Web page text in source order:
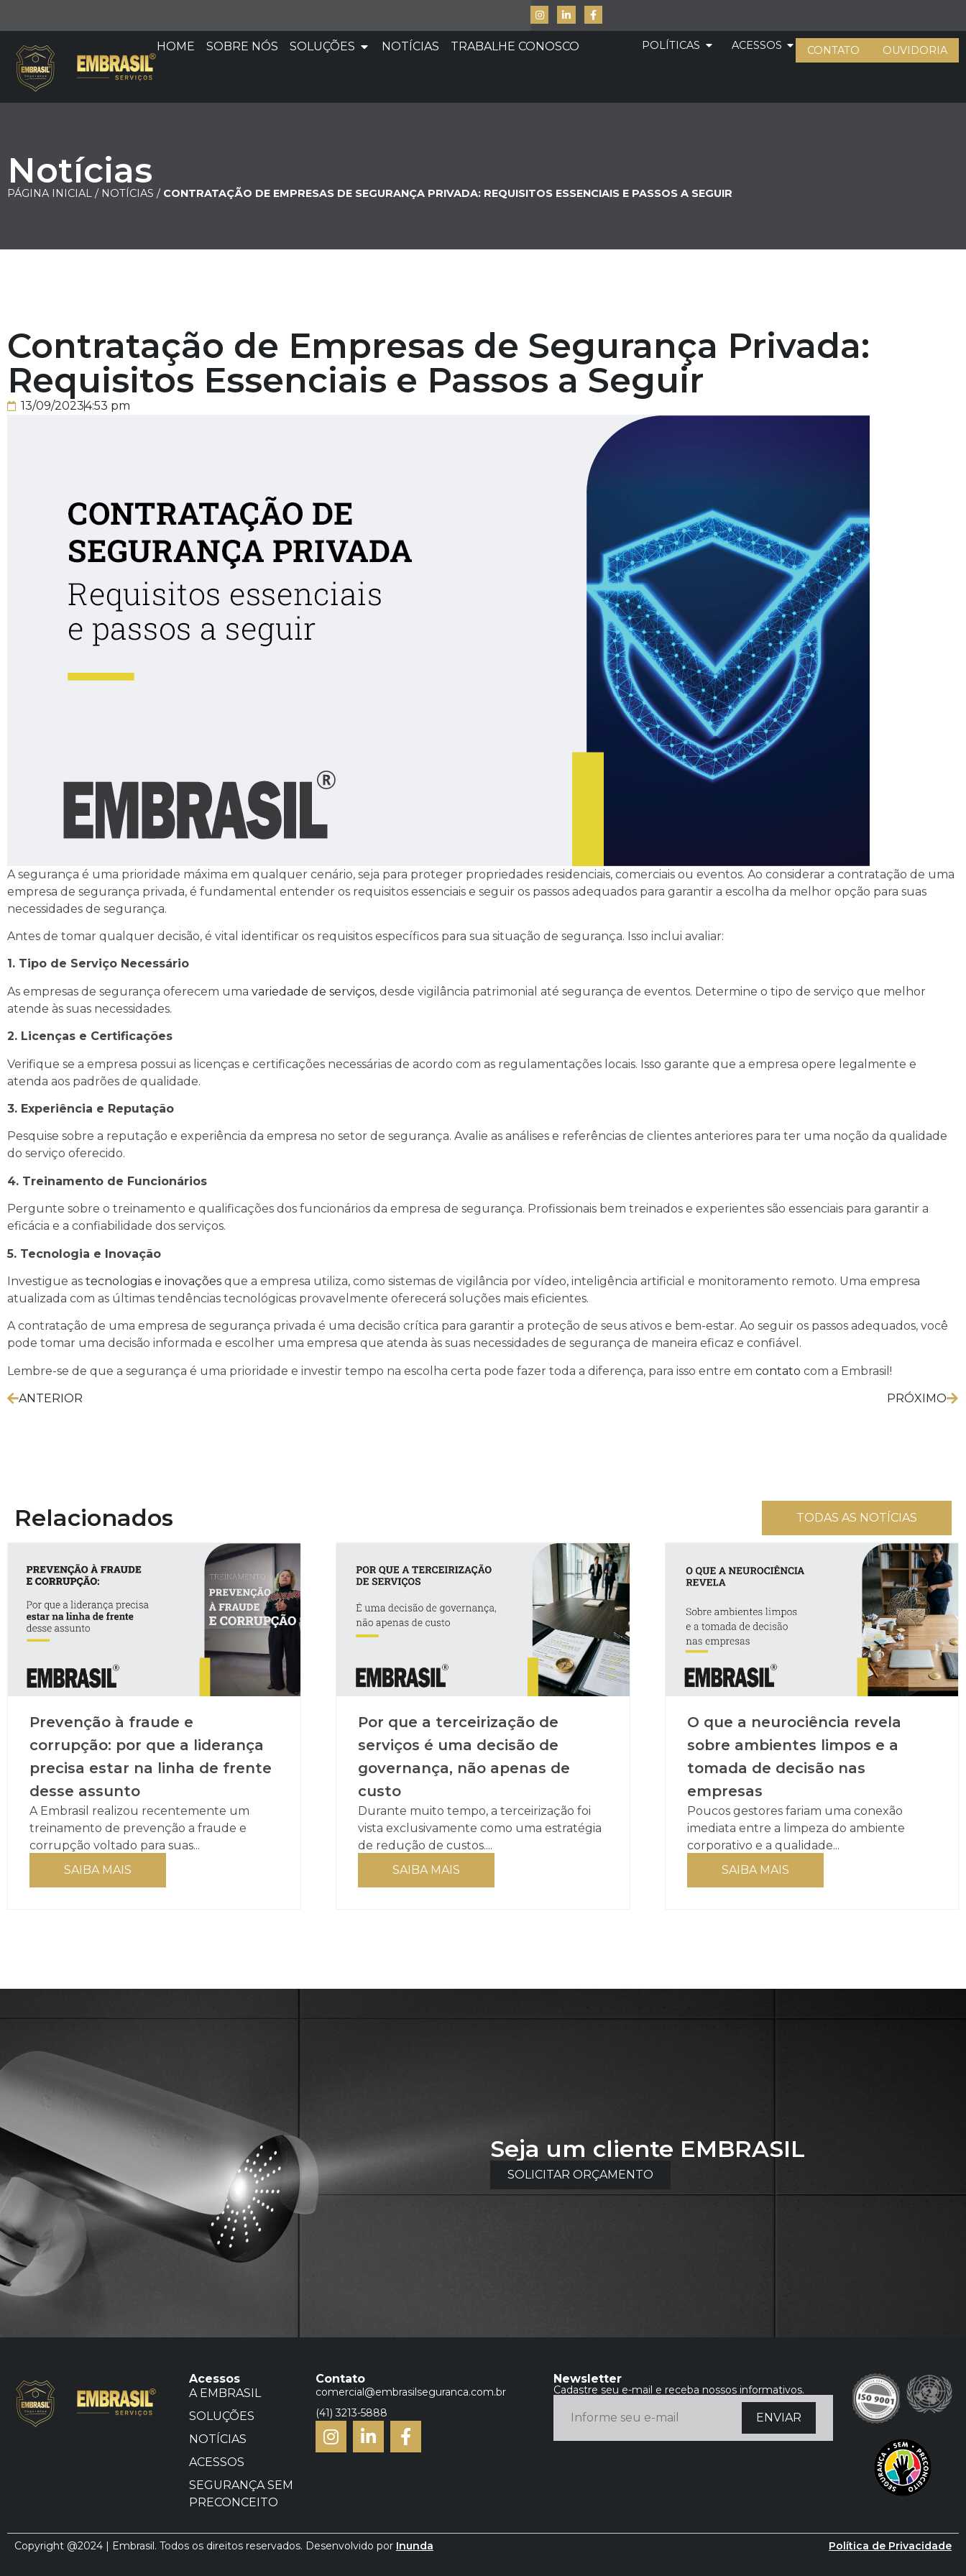
HOME SOBRE NÓS SOLUÇÕES NOTÍCIAS TRABALHE CONOSCO POLÍTICAS ACESSOS CONTATO OUVIDORIA
Notícias
PÁGINA INICIAL / NOTÍCIAS / CONTRATAÇÃO DE EMPRESAS DE SEGURANÇA PRIVADA: REQUISITOS ESSENCIAIS E PASSOS A SEGUIR
Contratação de Empresas de Segurança Privada:
Requisitos Essenciais e Passos a Seguir
13/09/20234:53 pm
A segurança é uma prioridade máxima em qualquer cenário, seja para proteger propriedades residenciais, comerciais ou eventos. Ao considerar a contratação de uma
empresa de segurança privada, é fundamental entender os requisitos essenciais e seguir os passos adequados para garantir a escolha da melhor opção para suas
necessidades de segurança.
Antes de tomar qualquer decisão, é vital identificar os requisitos específicos para sua situação de segurança. Isso inclui avaliar:
1. Tipo de Serviço Necessário
As empresas de segurança oferecem uma variedade de serviços, desde vigilância patrimonial até segurança de eventos. Determine o tipo de serviço que melhor
atende às suas necessidades.
2. Licenças e Certificações
Verifique se a empresa possui as licenças e certificações necessárias de acordo com as regulamentações locais. Isso garante que a empresa opere legalmente e
atenda aos padrões de qualidade.
3. Experiência e Reputação
Pesquise sobre a reputação e experiência da empresa no setor de segurança. Avalie as análises e referências de clientes anteriores para ter uma noção da qualidade
do serviço oferecido.
4. Treinamento de Funcionários
Pergunte sobre o treinamento e qualificações dos funcionários da empresa de segurança. Profissionais bem treinados e experientes são essenciais para garantir a
eficácia e a confiabilidade dos serviços.
5. Tecnologia e Inovação
Investigue as tecnologias e inovações que a empresa utiliza, como sistemas de vigilância por vídeo, inteligência artificial e monitoramento remoto. Uma empresa
atualizada com as últimas tendências tecnológicas provavelmente oferecerá soluções mais eficientes.
A contratação de uma empresa de segurança privada é uma decisão crítica para garantir a proteção de seus ativos e bem-estar. Ao seguir os passos adequados, você
pode tomar uma decisão informada e escolher uma empresa que atenda às suas necessidades de segurança de maneira eficaz e confiável.
Lembre-se de que a segurança é uma prioridade e investir tempo na escolha certa pode fazer toda a diferença, para isso entre em contato com a Embrasil!
ANTERIOR PRÓXIMO
Relacionados TODAS AS NOTÍCIAS
Prevenção à fraude e
corrupção: por que a liderança
precisa estar na linha de frente
desse assunto
A Embrasil realizou recentemente um
treinamento de prevenção a fraude e
corrupção voltado para suas...
SAIBA MAIS
Por que a terceirização de
serviços é uma decisão de
governança, não apenas de
custo
Durante muito tempo, a terceirização foi
vista exclusivamente como uma estratégia
de redução de custos....
SAIBA MAIS
O que a neurociência revela
sobre ambientes limpos e a
tomada de decisão nas
empresas
Poucos gestores fariam uma conexão
imediata entre a limpeza do ambiente
corporativo e a qualidade...
SAIBA MAIS
Seja um cliente EMBRASIL
SOLICITAR ORÇAMENTO
Acessos
A EMBRASIL
SOLUÇÕES
NOTÍCIAS
ACESSOS
SEGURANÇA SEM
PRECONCEITO
Contato
comercial@embrasilseguranca.com.br
(41) 3213-5888
Newsletter
Cadastre seu e-mail e receba nossos informativos.
Copyright @2024 | Embrasil. Todos os direitos reservados. Desenvolvido por Inunda Política de Privacidade